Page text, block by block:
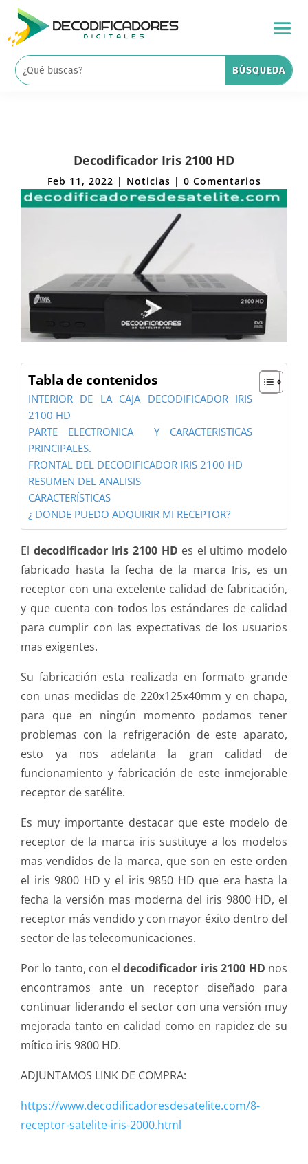
Decodificador Iris 2100 HD
Feb 11, 2022 | Noticias | 0 Comentarios
Tabla de contenidos
INTERIOR DE LA CAJA DECODIFICADOR IRIS
2100 HD
PARTE ELECTRONICA Y CARACTERISTICAS
PRINCIPALES.
FRONTAL DEL DECODIFICADOR IRIS 2100 HD
RESUMEN DEL ANALISIS
CARACTERÍSTICAS
¿ DONDE PUEDO ADQUIRIR MI RECEPTOR?
El decodificador Iris 2100 HD es el ultimo modelo
fabricado hasta la fecha de la marca Iris, es un
receptor con una excelente calidad de fabricación,
y que cuenta con todos los estándares de calidad
para cumplir con las expectativas de los usuarios
mas exigentes.
Su fabricación esta realizada en formato grande
con unas medidas de 220x125x40mm y en chapa,
para que en ningún momento podamos tener
problemas con la refrigeración de este aparato,
esto ya nos adelanta la gran calidad de
funcionamiento y fabricación de este inmejorable
receptor de satélite.
Es muy importante destacar que este modelo de
receptor de la marca iris sustituye a los modelos
mas vendidos de la marca, que son en este orden
el iris 9800 HD y el iris 9850 HD que era hasta la
fecha la versión mas moderna del iris 9800 HD, el
receptor más vendido y con mayor éxito dentro del
sector de las telecomunicaciones.
Por lo tanto, con eldecodificador iris 2100 HD nos
encontramos ante un receptor diseñado para
continuar liderando el sector con una versión muy
mejorada tanto en calidad como en rapidez de su
mítico iris 9800 HD.
ADJUNTAMOS LINK DE COMPRA:
https://www.decodificadoresdesatelite.com/8-
receptor-satelite-iris-2000.html